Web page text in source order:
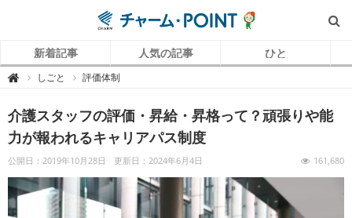
新着記事 人気の記事 ひと
 チ
P
O
I
N
（
ャ
ー
ム
しごと 評価体制
介護スタッフの評価・昇給・昇格って？頑張りや能
力が報われるキャリアパス制度
公開日：2019年10月28日 更新日：2024年6月4日 161,680